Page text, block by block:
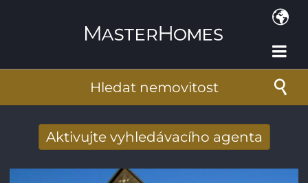
Hledat nemovitost
Aktivujte vyhledávacího agenta
vyhledávání